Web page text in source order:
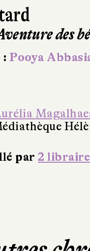
des
Pooya
par2